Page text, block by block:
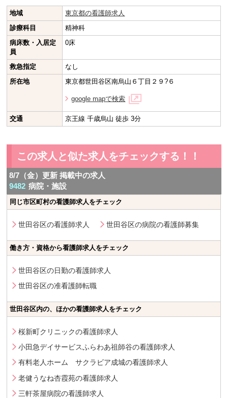
地域
東京都の看護師求人
診療科目
精神科
病床数・入居定
員
0床
救急指定
なし
所在地
東京都世田谷区南烏山６丁目２９?６
google mapで検索
交通 京王線 千歳烏山 徒歩 3分
この求人と似た求人をチェックする！！
8/7（金）更新 掲載中の求人
9482 病院・施設
同じ市区町村の看護師求人をチェック
世田谷区の看護師求人 世田谷区の病院の看護師募集
働き方・資格から看護師求人をチェック
世田谷区の日勤の看護師求人
世田谷区の准看護師転職
世田谷区内の、ほかの看護師求人をチェック
桜新町クリニックの看護師求人
小田急デイサービスふらわあ祖師谷の看護師求人
有料老人ホーム サクラビア成城の看護師求人
老健うなね杏霞苑の看護師求人
三軒茶屋病院の看護師求人